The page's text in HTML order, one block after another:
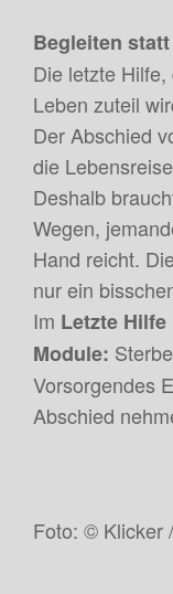
Begleiten
Die letzte
Leben zuteil
Der Abschied
die
Deshalb
Wegen,
Hand reicht.
nur ein
Im Letzte
Module:
Vorsorgendes
Abschied
Foto: © Klicker /